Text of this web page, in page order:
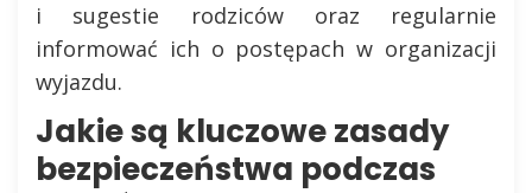
i sugestie rodziców oraz regularnie
informować ich o postępach w organizacji
wyjazdu.
Jakie są kluczowe zasady
bezpieczeństwa podczas